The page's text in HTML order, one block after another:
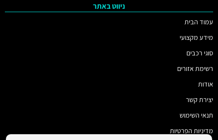
ניווט באתר
עמוד הבית
מידע מקצועי
סוגי רכבים
רשימת אזורים
אודות
יצירת קשר
תנאי השימוש
מדיניות הפרטיות